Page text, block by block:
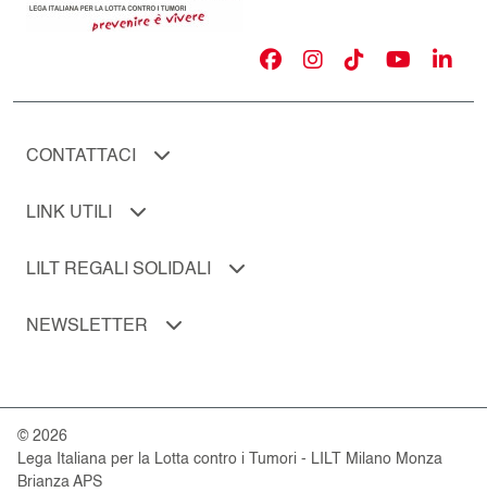
CONTATTACI
LINK UTILI
LILT REGALI SOLIDALI
NEWSLETTER
© 2026
Lega Italiana per la Lotta contro i Tumori - LILT Milano Monza
Brianza APS